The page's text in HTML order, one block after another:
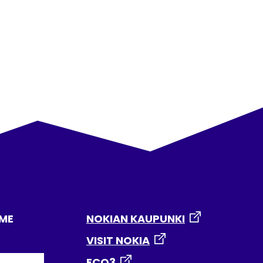
NOKIAN KAUPUNKI
VISIT NOKIA